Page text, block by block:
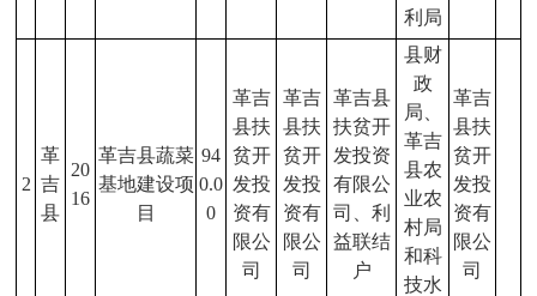
利局
2
革
吉
县
20
16
革吉县蔬菜
基地建设项
目
94
0.0
0
革吉
县扶
贫开
发投
资有
限公
司
革吉
县扶
贫开
发投
资有
限公
司
革吉县
扶贫开
发投资
有限公
司、利
益联结
户
县财
政
局、
革吉
县农
业农
村局
和科
技水
革吉
县扶
贫开
发投
资有
限公
司